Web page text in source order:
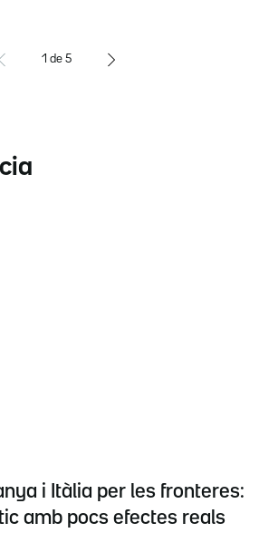
1 de 5
i Itàlia per les fronteres:
amb pocs efectes reals